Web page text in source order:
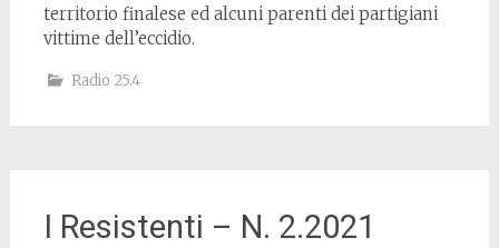
territorio finalese ed alcuni parenti dei partigiani
vittime dell’eccidio.
Radio 25.4
I Resistenti – N. 2.2021